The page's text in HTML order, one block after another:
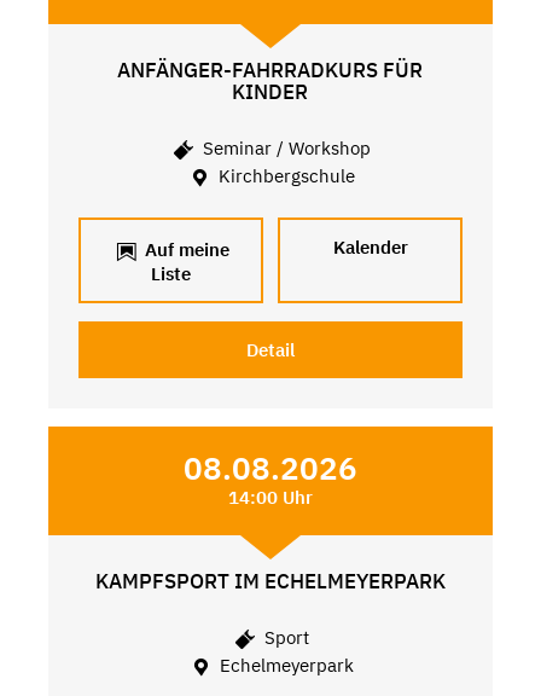
ANFÄNGER-FAHRRADKURS FÜR
KINDER
Seminar / Workshop
Kirchbergschule
Auf meine
Liste
Kalender
Detail
08.08.2026
14:00 Uhr
KAMPFSPORT IM ECHELMEYERPARK
Sport
Echelmeyerpark